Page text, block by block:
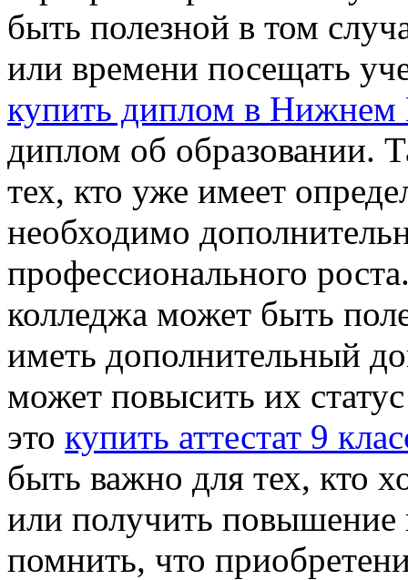
быть полезной в том
или времени посещать
купить диплом в Нижнем
диплом об образовании.
тех, кто уже имеет
необходимо
профессионального
колледжа может быть
иметь дополнительный
может повысить их
это купить аттестат 9
быть важно для тех, кто
или получить повышение
помнить, что